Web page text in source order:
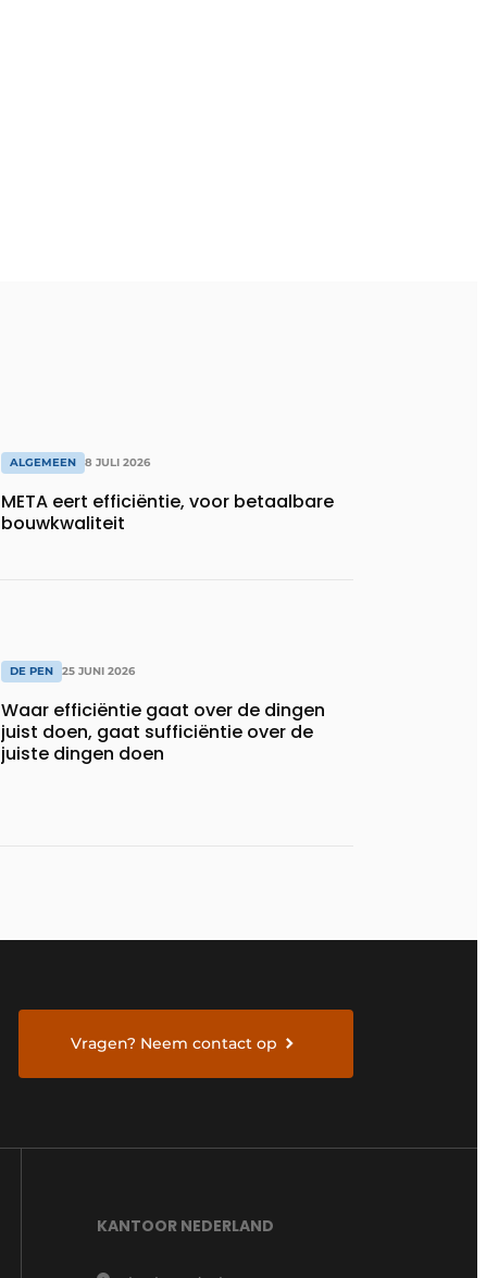
ALGEMEEN 8 JULI 2026
META eert efficiëntie, voor betaalbare
bouwkwaliteit
DE PEN 25 JUNI 2026
Waar efficiëntie gaat over de dingen
juist doen, gaat sufficiëntie over de
juiste dingen doen
Vragen? Neem contact op
KANTOOR NEDERLAND